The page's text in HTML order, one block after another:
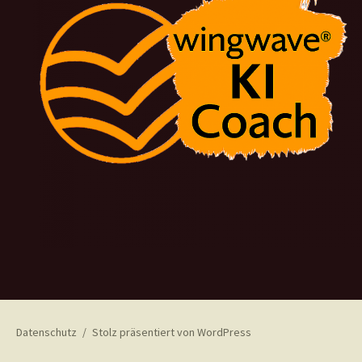
Datenschutz Stolz präsentiert von WordPress